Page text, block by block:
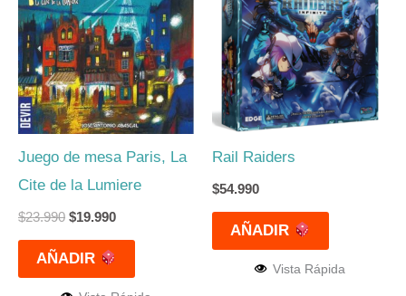
Juego de mesa Paris, La
Cite de la Lumiere
$23.990
era:
$23.990.
$19.990
es:
$19.990.
AÑADIR
Rail Raiders
$54.990
AÑADIR
Vista Rápida